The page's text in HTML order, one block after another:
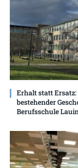
Erhalt statt
bestehender
Berufsschule